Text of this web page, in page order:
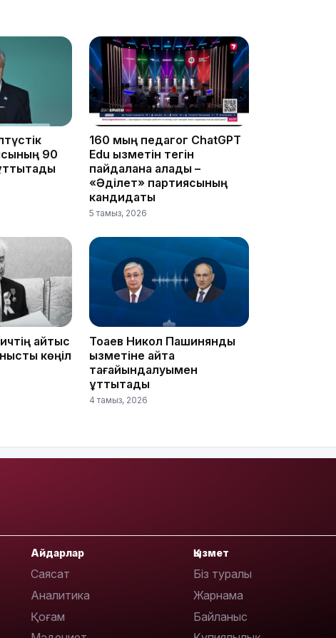
90
160 мың педагог ChatGPT
Edu қызметін тегін
пайдалана алады –
«Әділет» партиясының
кандидаты
5 тамыз, 2026
қайтыс
көңіл
Тоқаев Никол Пашинянды
қызметіне қайта
тағайындалуымен
құттықтады
4 тамыз, 2026
Айдарлар
Саясат
Аналитика
Қоғам
Қызмет
Біз туралы
Жарнама
Байланыс